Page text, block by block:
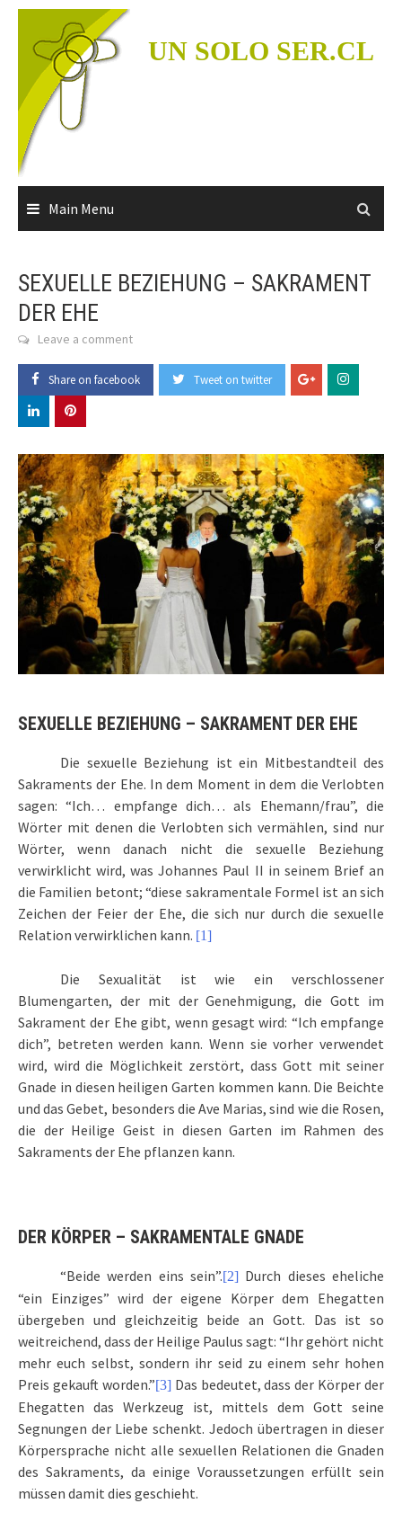
Skip
content
UN SOLO SER.CL
Main Menu
SEXUELLE BEZIEHUNG – SAKRAMENT
DER EHE
Leave a comment
Share on facebook Tweet on twitter
SEXUELLE BEZIEHUNG – SAKRAMENT DER EHE
Die sexuelle Beziehung ist ein Mitbestandteil des
Sakraments der Ehe. In dem Moment in dem die Verlobten
sagen: “Ich… empfange dich… als Ehemann/frau”, die
Wörter mit denen die Verlobten sich vermählen, sind nur
Wörter, wenn danach nicht die sexuelle Beziehung
verwirklicht wird, was Johannes Paul II in seinem Brief an
die Familien betont; “diese sakramentale Formel ist an sich
Zeichen der Feier der Ehe, die sich nur durch die sexuelle
Relation verwirklichen kann. [1]
Die Sexualität ist wie ein verschlossener
Blumengarten, der mit der Genehmigung, die Gott im
Sakrament der Ehe gibt, wenn gesagt wird: “Ich empfange
dich”, betreten werden kann. Wenn sie vorher verwendet
wird, wird die Möglichkeit zerstört, dass Gott mit seiner
Gnade in diesen heiligen Garten kommen kann. Die Beichte
und das Gebet, besonders die Ave Marias, sind wie die Rosen,
die der Heilige Geist in diesen Garten im Rahmen des
Sakraments der Ehe pflanzen kann.
DER KÖRPER – SAKRAMENTALE GNADE
“Beide werden eins sein”.[2] Durch dieses eheliche
“ein Einziges” wird der eigene Körper dem Ehegatten
übergeben und gleichzeitig beide an Gott. Das ist so
weitreichend, dass der Heilige Paulus sagt: “Ihr gehört nicht
mehr euch selbst, sondern ihr seid zu einem sehr hohen
Preis gekauft worden.”[3]Das bedeutet, dass der Körper der
Ehegatten das Werkzeug ist, mittels dem Gott seine
Segnungen der Liebe schenkt. Jedoch übertragen in dieser
Körpersprache nicht alle sexuellen Relationen die Gnaden
des Sakraments, da einige Voraussetzungen erfüllt sein
müssen damit dies geschieht.